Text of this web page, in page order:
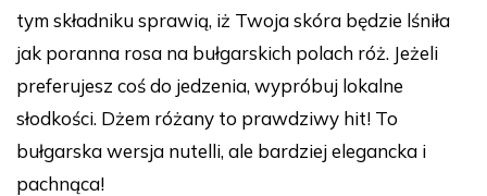
tym składniku sprawią, iż Twoja skóra będzie lśniła
jak poranna rosa na bułgarskich polach róż. Jeżeli
preferujesz coś do jedzenia, wypróbuj lokalne
słodkości. Dżem różany to prawdziwy hit! To
bułgarska wersja nutelli, ale bardziej elegancka i
pachnąca!